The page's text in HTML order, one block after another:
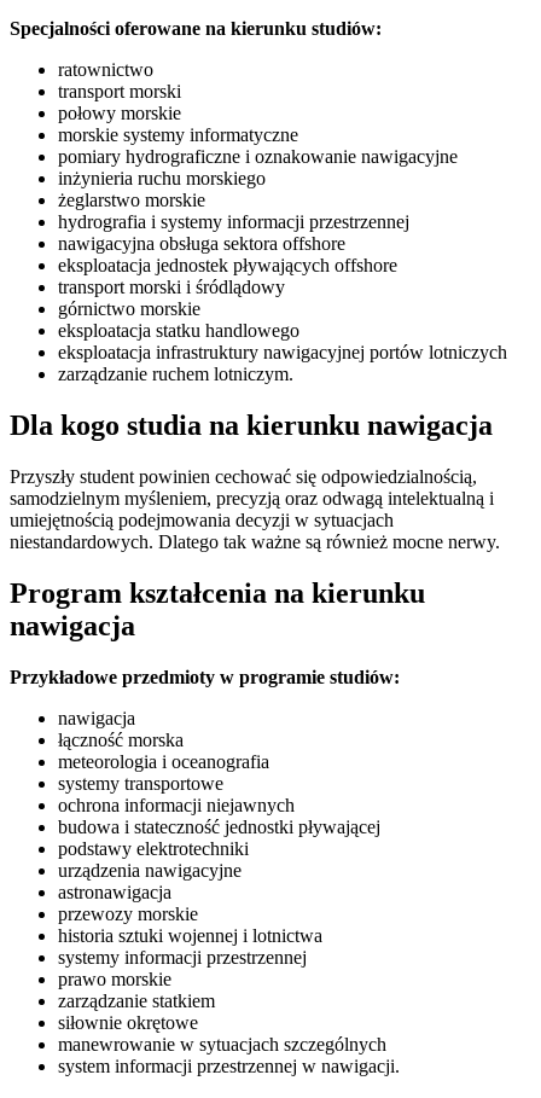
Specjalności oferowane na kierunku studiów:
ratownictwo
transport morski
połowy morskie
morskie systemy informatyczne
pomiary hydrograficzne i oznakowanie nawigacyjne
inżynieria ruchu morskiego
żeglarstwo morskie
hydrografia i systemy informacji przestrzennej
nawigacyjna obsługa sektora offshore
eksploatacja jednostek pływających offshore
transport morski i śródlądowy
górnictwo morskie
eksploatacja statku handlowego
eksploatacja infrastruktury nawigacyjnej portów lotniczych
zarządzanie ruchem lotniczym.
Dla kogo studia na kierunku nawigacja
Przyszły student powinien cechować się odpowiedzialnością,
samodzielnym myśleniem, precyzją oraz odwagą intelektualną i
umiejętnością podejmowania decyzji w sytuacjach
niestandardowych. Dlatego tak ważne są również mocne nerwy.
Program kształcenia na kierunku
nawigacja
Przykładowe przedmioty w programie studiów:
nawigacja
łączność morska
meteorologia i oceanografia
systemy transportowe
ochrona informacji niejawnych
budowa i stateczność jednostki pływającej
podstawy elektrotechniki
urządzenia nawigacyjne
astronawigacja
przewozy morskie
historia sztuki wojennej i lotnictwa
systemy informacji przestrzennej
prawo morskie
zarządzanie statkiem
siłownie okrętowe
manewrowanie w sytuacjach szczególnych
system informacji przestrzennej w nawigacji.